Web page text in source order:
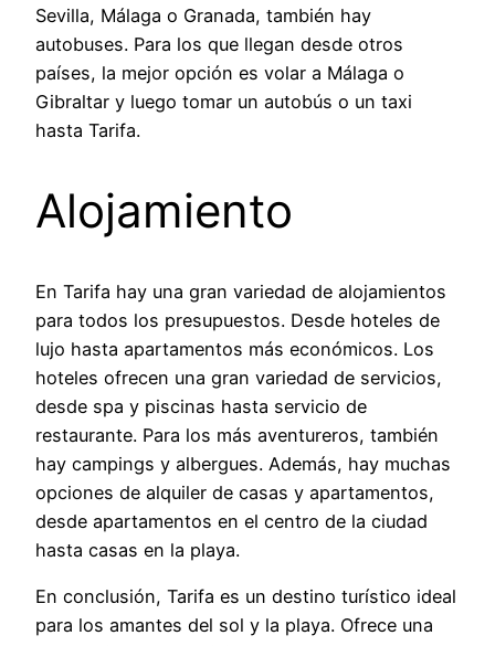
Sevilla, Málaga o Granada, también hay
autobuses. Para los que llegan desde otros
países, la mejor opción es volar a Málaga o
Gibraltar y luego tomar un autobús o un taxi
hasta Tarifa.
Alojamiento
En Tarifa hay una gran variedad de alojamientos
para todos los presupuestos. Desde hoteles de
lujo hasta apartamentos más económicos. Los
hoteles ofrecen una gran variedad de servicios,
desde spa y piscinas hasta servicio de
restaurante. Para los más aventureros, también
hay campings y albergues. Además, hay muchas
opciones de alquiler de casas y apartamentos,
desde apartamentos en el centro de la ciudad
hasta casas en la playa.
En conclusión, Tarifa es un destino turístico ideal
para los amantes del sol y la playa. Ofrece una